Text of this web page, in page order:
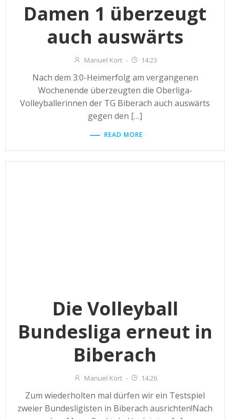
Damen 1 überzeugt
auch auswärts
Manuel Kort - 14:23
Nach dem 3:0-Heimerfolg am vergangenen
Wochenende überzeugten die Oberliga-
Volleyballerinnen der TG Biberach auch auswärts
gegen den […]
READ MORE
Die Volleyball
Bundesliga erneut in
Biberach
Manuel Kort - 14:26
Zum wiederholten mal dürfen wir ein Testspiel
zweier Bundesligisten in Biberach ausrichten!Nach